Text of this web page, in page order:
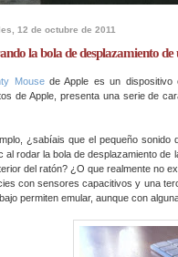
12 de octubre de 2011
la bola de desplazamiento
Mousede Apple es un dispositivo
de Apple, presenta una serie de
¿sabíais que el pequeño
al rodar la bola de desplazamiento de
del ratón? ¿O que realmente no
con sensores capacitivos y una
permiten emular, aunque con